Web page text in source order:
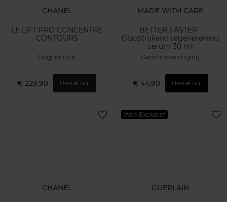
CHANEL
LE LIFT PRO CONCENTRÉ
CONTOURS
Oogcontour
€ 229,90 Bestel nu!
MADE WITH CARE
BETTER FASTER -
Gladstrijkend regenererend
serum 30 ml
Gezichtsverzorging
€ 44,90 Bestel nu!
CHANEL
Web Exclusief
GUERLAIN